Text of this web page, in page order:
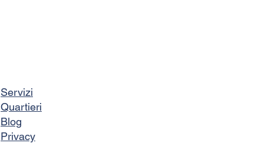
Servizi
Quartieri
Blog
Privacy